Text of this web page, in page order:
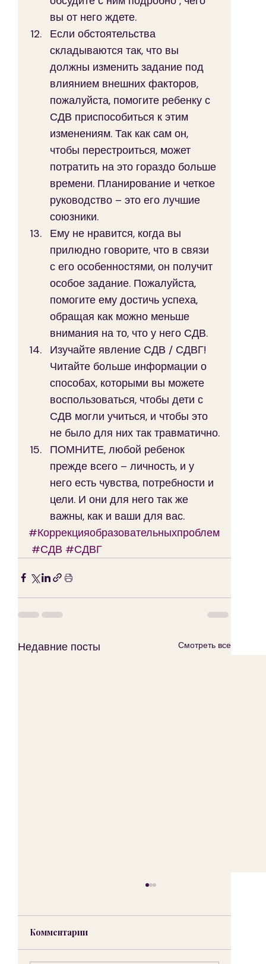
вы от него ждете.
Если обстоятельства
складываются так, что вы
должны изменить задание под
влиянием внешних факторов,
пожалуйста, помогите ребенку с
СДВ приспособиться к этим
изменениям. Так как сам он,
чтобы перестроиться, может
потратить на это гораздо больше
времени. Планирование и четкое
руководство – это его лучшие
союзники.
Ему не нравится, когда вы
прилюдно говорите, что в связи
с его особенностями, он получит
особое задание. Пожалуйста,
помогите ему достичь успеха,
обращая как можно меньше
внимания на то, что у него СДВ.
Изучайте явление СДВ / СДВГ!
Читайте больше информации о
способах, которыми вы можете
воспользоваться, чтобы дети с
СДВ могли учиться, и чтобы это
не было для них так травматично.
ПОМНИТЕ, любой ребенок
прежде всего – личность, и у
него есть чувства, потребности и
цели. И они для него так же
важны, как и ваши для вас.
#Коррекцияобразовательныхпроблем
#СДВ #СДВГ
Недавние посты Смотреть все
Комментарии